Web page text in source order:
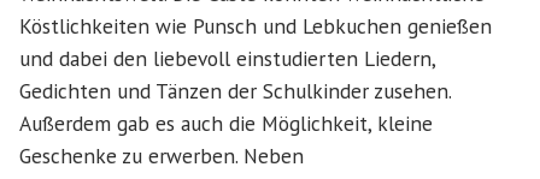
Köstlichkeiten wie Punsch und Lebkuchen genießen
und dabei den liebevoll einstudierten Liedern,
Gedichten und Tänzen der Schulkinder zusehen.
Außerdem gab es auch die Möglichkeit, kleine
Geschenke zu erwerben. Neben